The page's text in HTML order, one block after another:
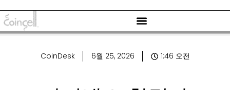
CoinDesk 6월 25, 2026 1:46 오전